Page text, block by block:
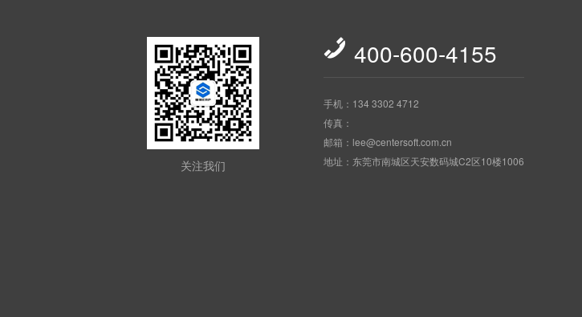
 400-600-4155
手机：134 3302 4712
传真：
邮箱：lee@centersoft.com.cn
地址：东莞市南城区天安数码城C2区10楼1006
关注我们